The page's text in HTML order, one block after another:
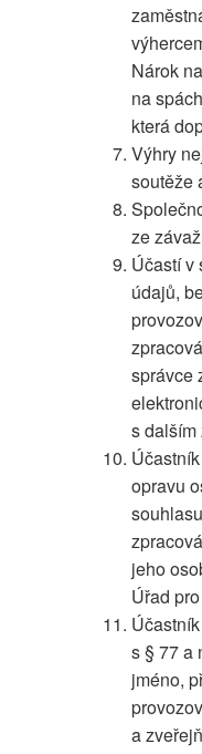
Nárok
na
která
Výhry
soutěže
ze
Účastí v
údajů,
správce
s dalším
opravu
jeho
Úřad
s § 77 a
jméno,
a